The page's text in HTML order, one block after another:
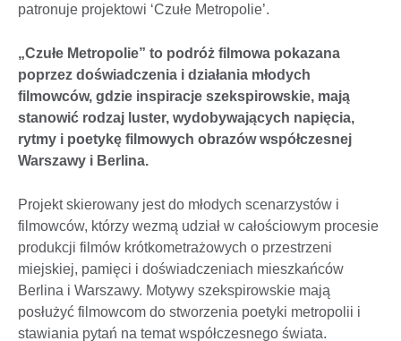
patronuje projektowi ‘Czułe Metropolie’.
„Czułe Metropolie” to podróż filmowa pokazana
poprzez doświadczenia i działania młodych
filmowców, gdzie inspiracje szekspirowskie, mają
stanowić rodzaj luster, wydobywających napięcia,
rytmy i poetykę filmowych obrazów współczesnej
Warszawy i Berlina.
Projekt skierowany jest do młodych scenarzystów i
filmowców, którzy wezmą udział w całościowym procesie
produkcji filmów krótkometrażowych o przestrzeni
miejskiej, pamięci i doświadczeniach mieszkańców
Berlina i Warszawy. Motywy szekspirowskie mają
posłużyć filmowcom do stworzenia poetyki metropolii i
stawiania pytań na temat współczesnego świata.